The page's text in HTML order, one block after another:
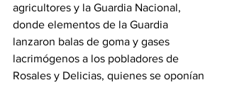
agricultores y la Guardia Nacional,
donde elementos de la Guardia
lanzaron balas de goma y gases
lacrimógenos a los pobladores de
Rosales y Delicias, quienes se oponían